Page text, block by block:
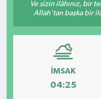
Ve sizin ilâhınız, bir
Allah'tan başka bir
İMSAK
04:25
Kültür - Sanat